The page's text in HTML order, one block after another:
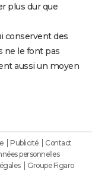
plus dur que
conservent des
ne le font pas
aussi un moyen
Publicité
Contact
personnelles
Groupe Figaro